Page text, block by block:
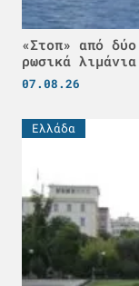
«Στοπ» από
ρωσικά
07.08.26
Ελλάδα